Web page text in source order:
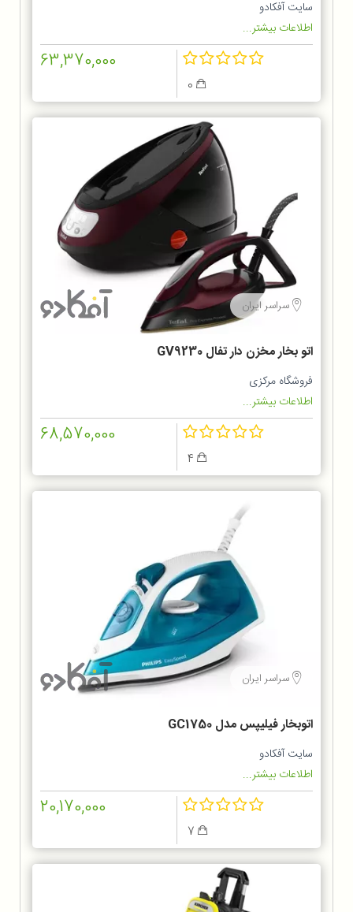
سایت آفکادو
اطلاعات بیشتر...
63,370,000
سراسر ایران
اتو بخار مخزن دار تفال GV9230
فروشگاه مرکزی
اطلاعات بیشتر...
68,570,000
سراسر ایران
اتوبخار فیلیپس مدل GC1750
سایت آفکادو
اطلاعات بیشتر...
20,170,000